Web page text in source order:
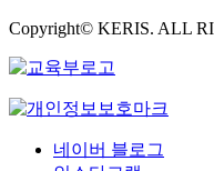
Copyright© KERIS. ALL
네이버 블로그